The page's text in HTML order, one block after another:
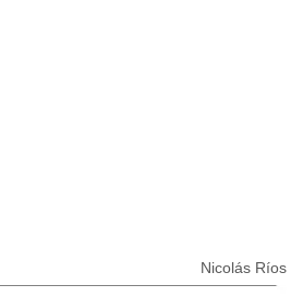
Nicolás Ríos